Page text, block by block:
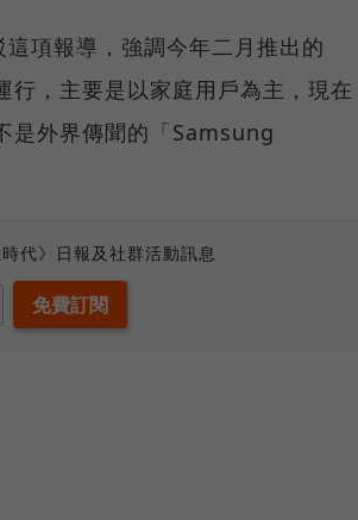
項報導，強調今年二月推出的
，主要是以家庭用戶為主，現在
是外界傳聞的「Samsung
代》日報及社群活動訊息